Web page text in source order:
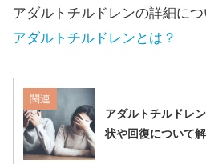
アダルトチルドレンの詳細に
アダルトチルドレンとは？
関連
アダルトチルドレ
状や回復について